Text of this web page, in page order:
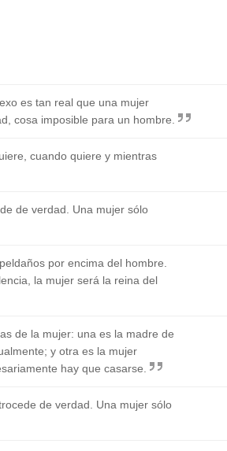
es tan real que una mujer
cosa imposible para un hombre.
cuando quiere y mientras
de verdad. Una mujer sólo
por encima del hombre.
la mujer será la reina del
de la mujer: una es la madre de
y otra es la mujer
hay que casarse.
de verdad. Una mujer sólo